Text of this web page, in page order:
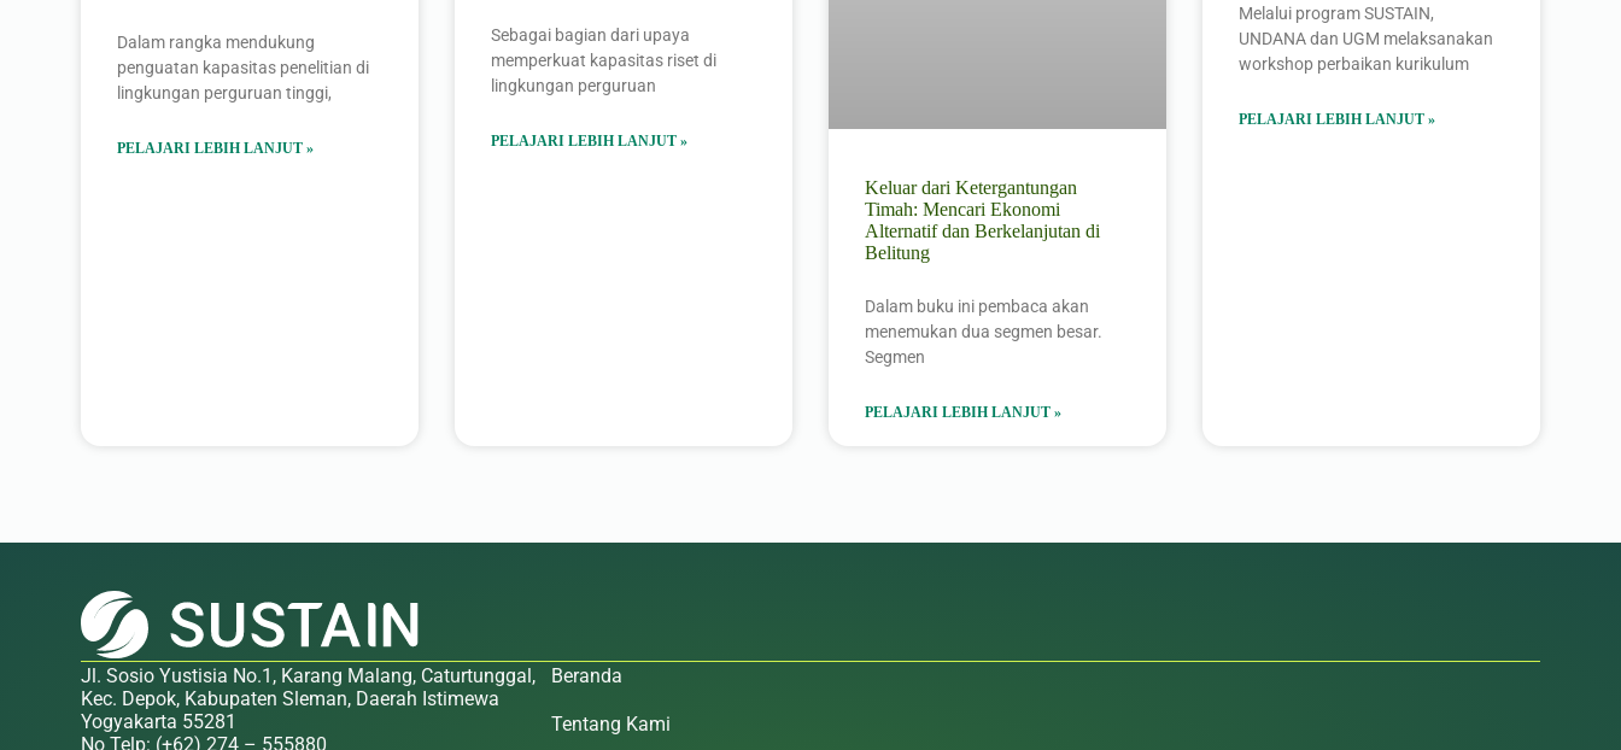
Dalam rangka mendukung
penguatan kapasitas penelitian di
lingkungan perguruan tinggi,
PELAJARI LEBIH LANJUT »
Sebagai bagian dari upaya
memperkuat kapasitas riset di
lingkungan perguruan
PELAJARI LEBIH LANJUT »
Keluar dari Ketergantungan
Timah: Mencari Ekonomi
Alternatif dan Berkelanjutan di
Belitung
Dalam buku ini pembaca akan
menemukan dua segmen besar.
Segmen
PELAJARI LEBIH LANJUT »
Melalui program SUSTAIN,
UNDANA dan UGM melaksanakan
workshop perbaikan kurikulum
PELAJARI LEBIH LANJUT »
Jl. Sosio Yustisia No.1, Karang Malang, Caturtunggal,
Kec. Depok, Kabupaten Sleman, Daerah Istimewa
Yogyakarta 55281
No Telp: (+62) 274 – 555880
Beranda
Tentang Kami